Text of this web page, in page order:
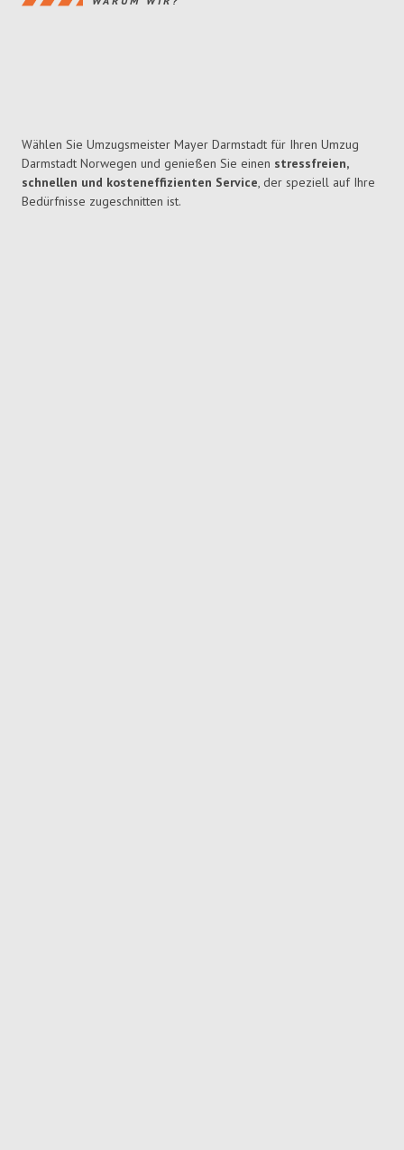
Wählen Sie Umzugsmeister Mayer Darmstadt für Ihren Umzug
Darmstadt Norwegen und genießen Sie einen stressfreien,
schnellen und kosteneffizienten Service, der speziell auf Ihre
Bedürfnisse zugeschnitten ist.